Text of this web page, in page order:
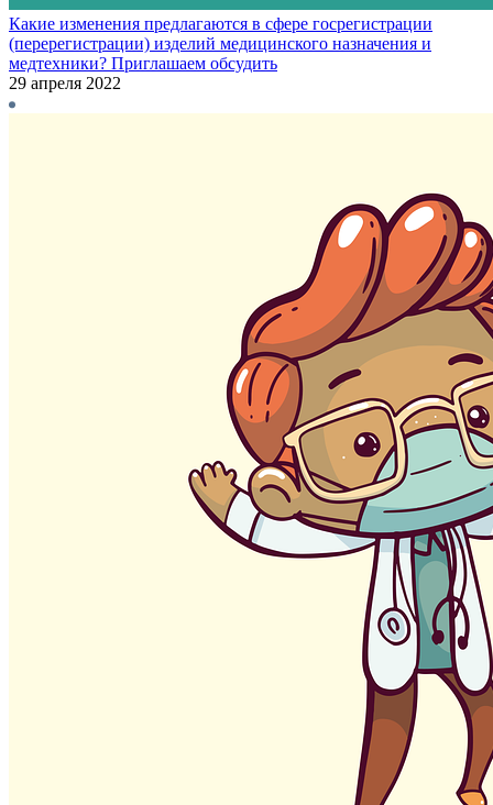
Какие изменения предлагаются в сфере госрегистрации
(перерегистрации) изделий медицинского назначения и
медтехники? Приглашаем обсудить
29 апреля 2022